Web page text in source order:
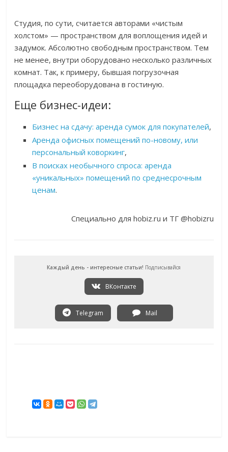
Студия, по сути, считается авторами «чистым
холстом» — пространством для воплощения идей и
задумок. Абсолютно свободным пространством. Тем
не менее, внутри оборудовано несколько различных
комнат. Так, к примеру, бывшая погрузочная
площадка переоборудована в гостиную.
Еще бизнес-идеи:
Бизнес на сдачу: аренда сумок для покупателей,
Аренда офисных помещений по-новому, или
персональный коворкинг,
В поисках необычного спроса: аренда
«уникальных» помещений по среднесрочным
ценам.
Специально для hobiz.ru и ТГ @hobizru
Каждый день - интересные статьи! Подписывайся
ВКонтакте
Telegram Mail